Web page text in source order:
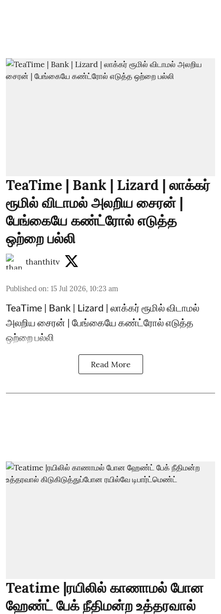
TeaTime | Bank | Lizard | லாக்கர்
ரூமில் விடாமல் அலறிய சைரன் |
பேங்கையே கண்ட்ரோல் எடுத்த
ஒற்றை பல்லி
thanthitv
Published on: 15 Jul 2026, 10:23 am
TeaTime | Bank | Lizard | லாக்கர் ரூமில் விடாமல்
அலறிய சைரன் | பேங்கையே கண்ட்ரோல் எடுத்த
ஒற்றை பல்லி
Read More
Teatime |ரயிலில் காணாமல் போன
ஹேண்ட் பேக் நீதிமன்ற உத்தரவால்